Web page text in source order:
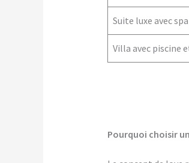
Suite luxe avec
Villa avec piscine
Pourquoi choisir